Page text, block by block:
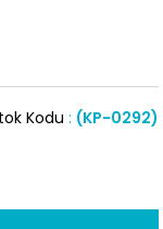
(KP-0292)
Kodu